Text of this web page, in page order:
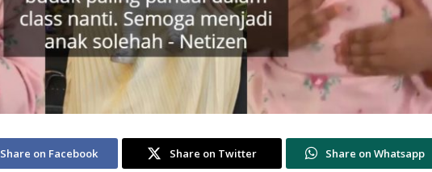
Share on Facebook Share on Twitter Share on Whatsapp